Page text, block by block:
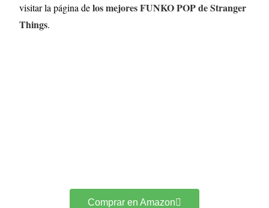
visitar la página delos mejores FUNKO POP de Stranger
Things.
Comprar en Amazon